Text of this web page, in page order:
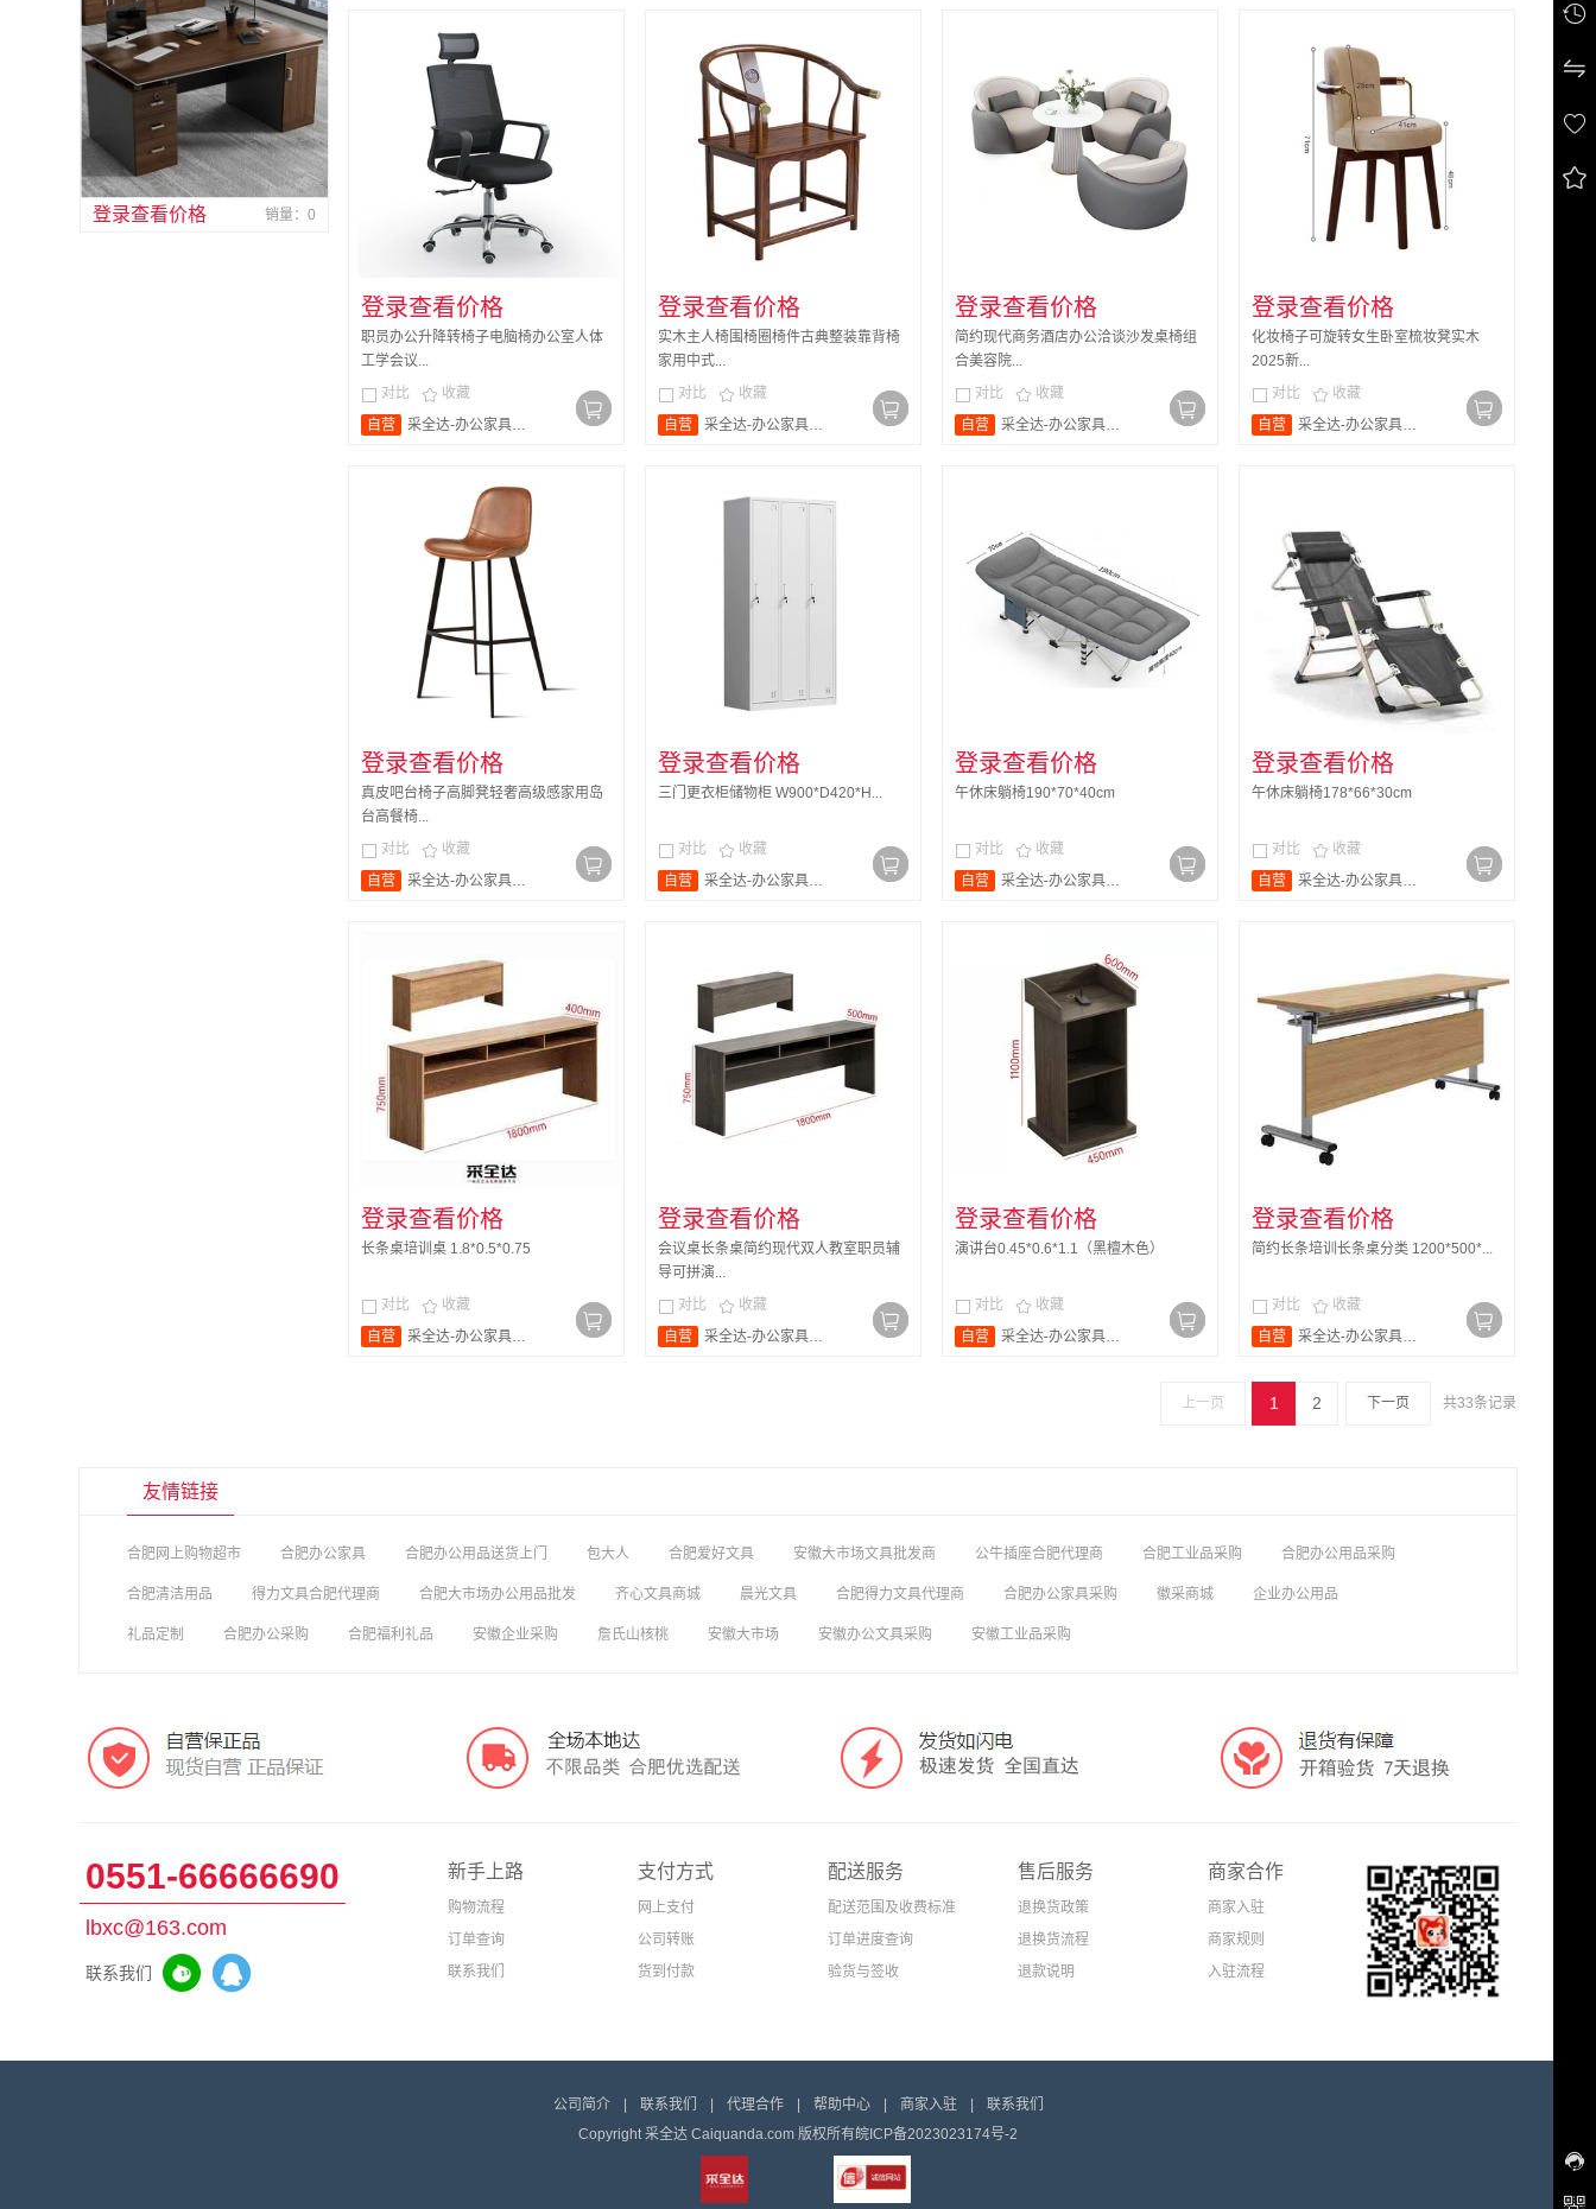
登录查看价格 销量：0
登录查看价格
职员办公升降转椅子电脑椅办公室人体
工学会议...
对比  收藏
自营
采全达-办公家具旗舰店
登录查看价格
实木主人椅围椅圈椅件古典整装靠背椅
家用中式...
对比  收藏
自营
采全达-办公家具旗舰店
登录查看价格
简约现代商务酒店办公洽谈沙发桌椅组
合美容院...
对比  收藏
自营
采全达-办公家具旗舰店
登录查看价格
化妆椅子可旋转女生卧室梳妆凳实木
2025新...
对比  收藏
自营
采全达-办公家具旗舰店
登录查看价格
真皮吧台椅子高脚凳轻奢高级感家用岛
台高餐椅...
对比  收藏
自营
采全达-办公家具旗舰店
登录查看价格
三门更衣柜储物柜 W900*D420*H...
对比  收藏
自营
采全达-办公家具旗舰店
登录查看价格
午休床躺椅190*70*40cm
对比  收藏
自营
采全达-办公家具旗舰店
登录查看价格
午休床躺椅178*66*30cm
对比  收藏
自营
采全达-办公家具旗舰店
登录查看价格
长条桌培训桌 1.8*0.5*0.75
对比  收藏
自营
采全达-办公家具旗舰店
登录查看价格
会议桌长条桌简约现代双人教室职员辅
导可拼演...
对比  收藏
自营
采全达-办公家具旗舰店
登录查看价格
演讲台0.45*0.6*1.1（黑檀木色）
对比  收藏
自营
采全达-办公家具旗舰店
登录查看价格
简约长条培训长条桌分类 1200*500*...
对比  收藏
自营
采全达-办公家具旗舰店
共33条记录
上一页 1 2 下一页





友情链接
合肥网上购物超市 合肥办公家具 合肥办公用品送货上门 包大人 合肥爱好文具 安徽大市场文具批发商 公牛插座合肥代理商 合肥工业品采购 合肥办公用品采购
合肥清洁用品 得力文具合肥代理商 合肥大市场办公用品批发 齐心文具商城 晨光文具 合肥得力文具代理商 合肥办公家具采购 徽采商城 企业办公用品
礼品定制 合肥办公采购 合肥福利礼品 安徽企业采购 詹氏山核桃 安徽大市场 安徽办公文具采购 安徽工业品采购
0551-66666690
lbxc@163.com
联系我们
新手上路
购物流程
订单查询
联系我们
支付方式
网上支付
公司转账
货到付款
配送服务
配送范围及收费标准
订单进度查询
验货与签收
售后服务
退换货政策
退换货流程
退款说明
商家合作
商家入驻
商家规则
入驻流程
公司简介 联系我们 代理合作 帮助中心 商家入驻
联系我们
Copyright 采全达 Caiquanda.com 版权所有皖ICP备2023023174号-2